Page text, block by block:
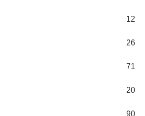
12
26
71
20
90